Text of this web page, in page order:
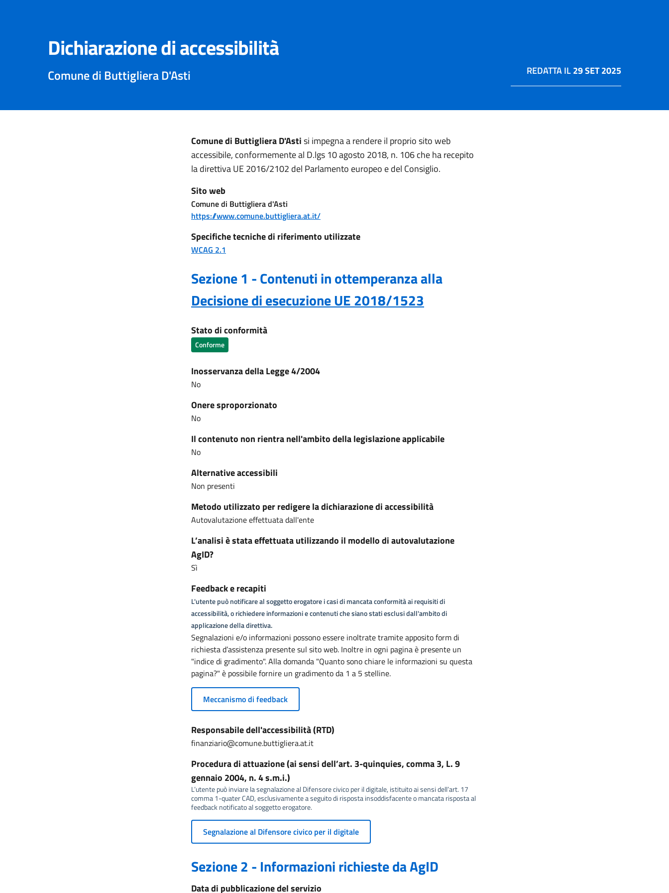
Dichiarazione di accessibilità
Comune di Buttigliera D'Asti REDATTA IL29 SET 2025
Comune di Buttigliera D'Astisi impegna a rendere il proprio sito web
accessibile, conformemente al D.lgs 10 agosto 2018, n. 106 che ha recepito
la direttiva UE 2016/2102 del Parlamento europeo e del Consiglio.
Sito web
Comune di Buttigliera d'Asti
https://www.comune.buttigliera.at.it/
Specifiche tecniche di riferimento utilizzate
WCAG 2.1
Sezione 1 - Contenuti in ottemperanza alla
Decisione di esecuzione UE 2018/1523
Stato di conformità
Conforme
Inosservanza della Legge 4/2004
No
Onere sproporzionato
No
Il contenuto non rientra nell'ambito della legislazione applicabile
No
Alternative accessibili
Non presenti
Metodo utilizzato per redigere la dichiarazione di accessibilità
Autovalutazione effettuata dall'ente
L’analisi è stata effettuata utilizzando il modello di autovalutazione
AgID?
Sì
Feedback e recapiti
L'utente può notificare al soggetto erogatore i casi di mancata conformità ai requisiti di
accessibilità, o richiedere informazioni e contenuti che siano stati esclusi dall'ambito di
applicazione della direttiva.
Segnalazioni e/o informazioni possono essere inoltrate tramite apposito form di
richiesta d’assistenza presente sul sito web. Inoltre in ogni pagina è presente un
"indice di gradimento". Alla domanda "Quanto sono chiare le informazioni su questa
pagina?" è possibile fornire un gradimento da 1 a 5 stelline.
Meccanismo di feedback
Responsabile dell'accessibilità (RTD)
finanziario@comune.buttigliera.at.it
Procedura di attuazione (ai sensi dell’art. 3-quinquies, comma 3, L. 9
gennaio 2004, n. 4 s.m.i.)
L’utente può inviare la segnalazione al Difensore civico per il digitale, istituito ai sensi dell’art. 17
comma 1-quater CAD, esclusivamente a seguito di risposta insoddisfacente o mancata risposta al
feedback notificato al soggetto erogatore.
Segnalazione al Difensore civico per il digitale
Sezione 2 - Informazioni richieste da AgID
Data di pubblicazione del servizio